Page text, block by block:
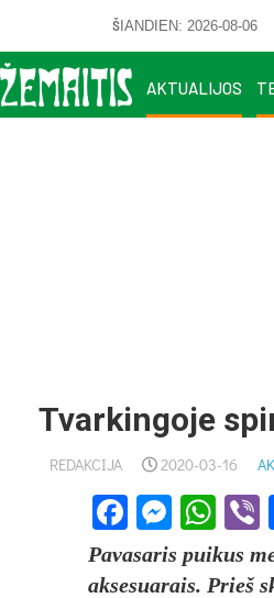
ŠIANDIEN: 2026-08-06
AKTUALIJOS
Tvarkingoje
REDAKCIJA 2020-03-16
Pavasaris puikus
aksesuarais. Prieš